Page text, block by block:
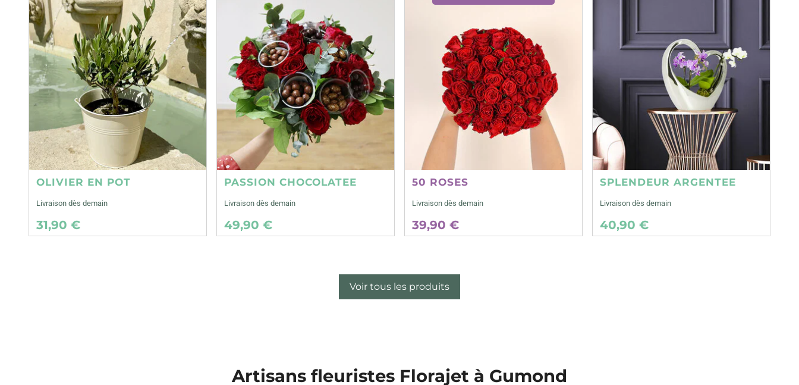
OLIVIER EN POT
Livraison dès demain
31,90 €
PASSION CHOCOLATEE
Livraison dès demain
49,90 €
50 ROSES
Livraison dès demain
39,90 €
SPLENDEUR ARGENTEE
Livraison dès demain
40,90 €
Voir tous les produits
Artisans fleuristes Florajet à Gumond